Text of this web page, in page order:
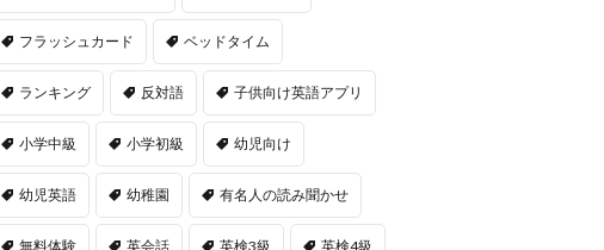
フラッシュカード ベッドタイム
ランキング 反対語 子供向け英語アプリ
小学中級 小学初級 幼児向け
幼児英語 幼稚園 有名人の読み聞かせ
無料体験 英会話 英検3級 英検4級